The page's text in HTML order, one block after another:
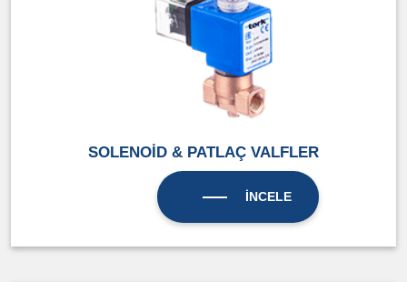
SOLENOİD & PATLAÇ VALFLER
İNCELE